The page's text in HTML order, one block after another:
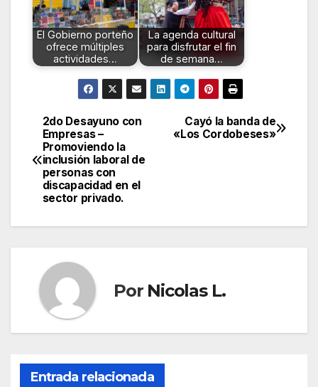
El Gobierno porteño
ofrece múltiples
actividades…
La agenda cultural
para disfrutar el fin
de semana…
Navegación
de
entradas
Cayó la banda de
«Los Cordobeses»
2do Desayuno con
Empresas –
Promoviendo la
inclusión laboral de
personas con
discapacidad en el
sector privado.
Por Nicolas L.
Entrada relacionada